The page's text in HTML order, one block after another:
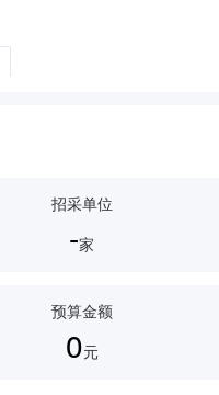
招采单位
-家
预算金额
0元